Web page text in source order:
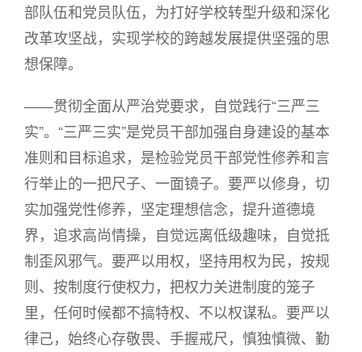
部队伍和党员队伍，为打好学校转型升级和深化
改革攻坚战，实现学校的跨越发展提供坚强的思
想保障。
——贯彻全面从严治党要求，自觉践行“三严三
实”。“三严三实”是党员干部加强自身建设的基本
准则和目标追求，是检验党员干部党性修养和言
行举止的一把尺子、一面镜子。要严以修身，切
实加强党性修养，坚定理想信念，提升道德境
界，追求高尚情操，自觉远离低级趣味，自觉抵
制歪风邪气。要严以用权，坚持用权为民，按规
则、按制度行使权力，把权力关进制度的笼子
里，任何时候都不搞特权、不以权谋私。要严以
律己，始终心存敬畏、手握戒尺，慎独慎微、勤